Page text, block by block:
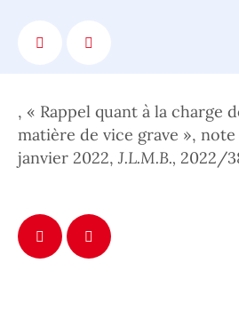
, « Rappel quant à la charge
matière de vice grave », note
janvier 2022, J.L.M.B., 2022/